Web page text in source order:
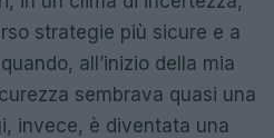
strategie più sicure e a
all’inizio della mia
sembrava quasi una
invece, è diventata una